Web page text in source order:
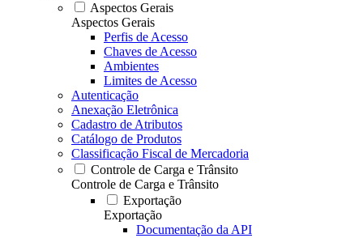
Aspectos Gerais
Aspectos Gerais
Perfis de Acesso
Chaves de Acesso
Ambientes
Limites de Acesso
Autenticação
Anexação Eletrônica
Cadastro de Atributos
Catálogo de Produtos
Classificação Fiscal de Mercadoria
Controle de Carga e Trânsito
Controle de Carga e Trânsito
Exportação
Exportação
Documentação da API